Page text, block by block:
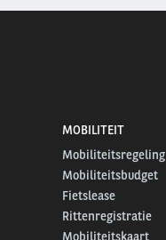
MOBILITEIT
Mobiliteitsregeling
Mobiliteitsbudget
Fietslease
Rittenregistratie
Mobiliteitskaart